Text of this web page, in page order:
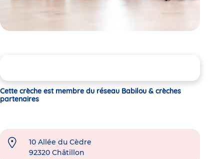
Cette crèche est membre du réseau Babilou & crèches
partenaires
10 Allée du Cèdre
92320 Châtillon